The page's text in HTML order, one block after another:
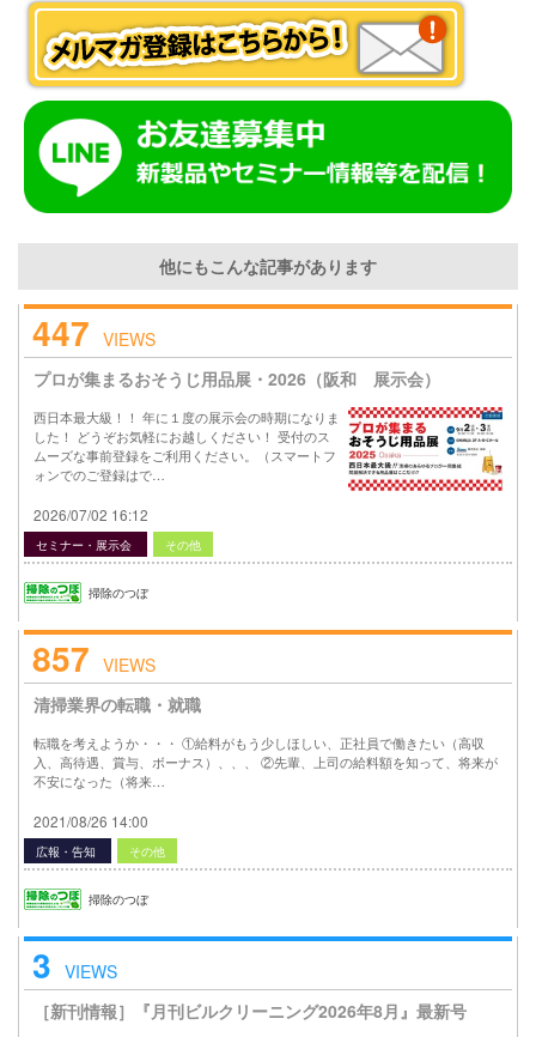
他にもこんな記事があります
447 VIEWS
プロが集まるおそうじ用品展・2026（阪和 展示会）
西日本最大級！！ 年に１度の展示会の時期になりま
した！ どうぞお気軽にお越しください！ 受付のス
ムーズな事前登録をご利用ください。（スマートフ
ォンでのご登録はで…
2026/07/02 16:12
セミナー・展示会 その他
掃除のつぼ
857 VIEWS
清掃業界の転職・就職
転職を考えようか・・・ ①給料がもう少しほしい、正社員で働きたい（高収
入、高待遇、賞与、ボーナス）、、、 ②先輩、上司の給料額を知って、将来が
不安になった（将来…
2021/08/26 14:00
広報・告知 その他
掃除のつぼ
3 VIEWS
［新刊情報］『月刊ビルクリーニング2026年8月』最新号